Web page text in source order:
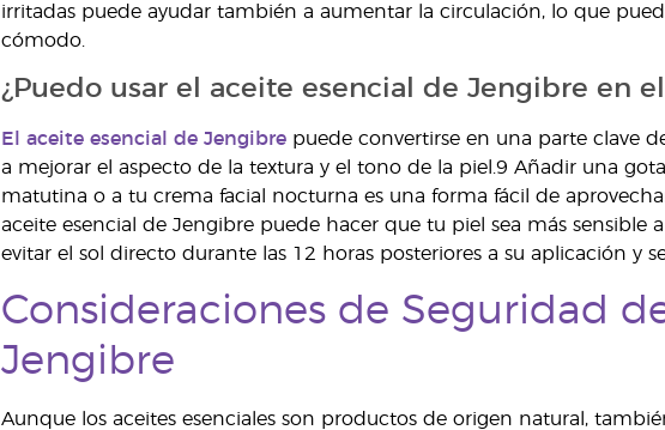
irritadas puede ayudar también a aumentar la circulación, lo que
cómodo.
¿Puedo usar el aceite esencial de Jengibre en
El aceite esencial de Jengibrepuede convertirse en una parte clave
a mejorar el aspecto de la textura y el tono de la piel.9 Añadir una
matutina o a tu crema facial nocturna es una forma fácil de
aceite esencial de Jengibre puede hacer que tu piel sea más sensible
evitar el sol directo durante las 12 horas posteriores a su aplicación y
Consideraciones de Seguridad
Jengibre
Aunque los aceites esenciales son productos de origen natural,